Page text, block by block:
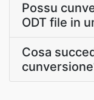
Possu
ODT file in
Cosa